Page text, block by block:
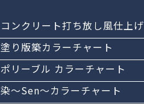
コンクリート打ち放し風仕上げ
塗り版築カラーチャート
ポリーブル カラーチャート
染～Sen～カラーチャート